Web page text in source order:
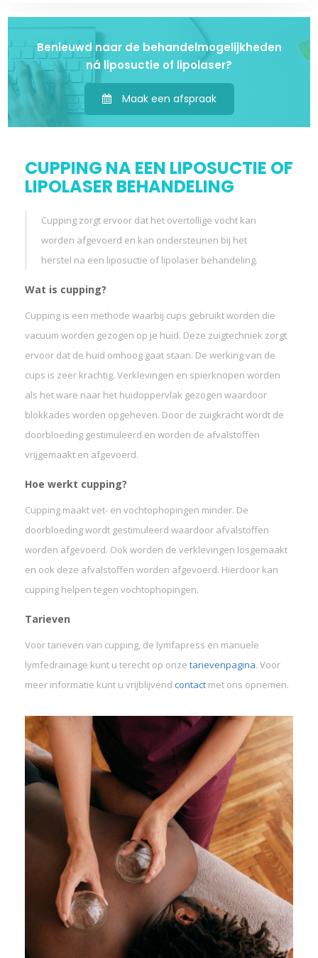
Benieuwd naar de behandelmogelijkheden
ná liposuctie of lipolaser?
Maak een afspraak
CUPPING NA EEN LIPOSUCTIE OF
LIPOLASER BEHANDELING
Cupping zorgt ervoor dat het overtollige vocht kan
worden afgevoerd en kan ondersteunen bij het
herstel na een liposuctie of lipolaser behandeling.
Wat is cupping?
Cupping is een methode waarbij cups gebruikt worden die
vacuüm worden gezogen op je huid. Deze zuigtechniek zorgt
ervoor dat de huid omhoog gaat staan. De werking van de
cups is zeer krachtig. Verklevingen en spierknopen worden
als het ware naar het huidoppervlak gezogen waardoor
blokkades worden opgeheven. Door de zuigkracht wordt de
doorbloeding gestimuleerd en worden de afvalstoffen
vrijgemaakt en afgevoerd.
Hoe werkt cupping?
Cupping maakt vet- en vochtophopingen minder. De
doorbloeding wordt gestimuleerd waardoor afvalstoffen
worden afgevoerd. Ook worden de verklevingen losgemaakt
en ook deze afvalstoffen worden afgevoerd. Hierdoor kan
cupping helpen tegen vochtophopingen.
Tarieven
Voor tarieven van cupping, de lymfapress en manuele
lymfedrainage kunt u terecht op onze tarievenpagina. Voor
meer informatie kunt u vrijblijvend contact met ons opnemen.